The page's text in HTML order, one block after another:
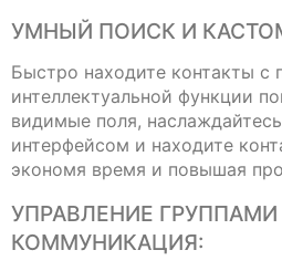
УМНЫЙ ПОИСК И
Быстро находите контакты
интеллектуальной функции
видимые поля,
интерфейсом и находите
экономя время и повышая
УПРАВЛЕНИЕ ГРУППАМИ
КОММУНИКАЦИЯ: